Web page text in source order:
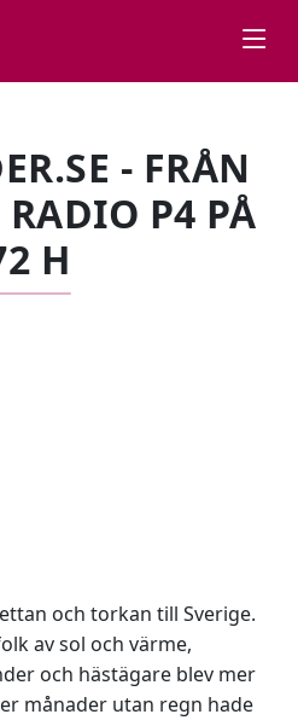
- FRÅN
P4 PÅ
H
och torkan till Sverige.
av sol och värme,
och hästägare blev mer
månader utan regn hade